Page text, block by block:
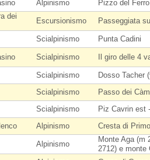
Alpinismo
Pizzo del
dei
Escursionismo Passeggiata
Scialpinismo Punta Cadini
Scialpinismo Il giro delle 4
Scialpinismo
Dosso Tacher
Scialpinismo
Passo dei
Scialpinismo
Piz Cavrin est
Alpinismo Cresta di
Alpinismo
Monte Aga (m
2712) e monte